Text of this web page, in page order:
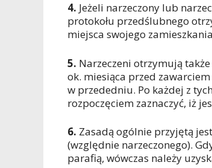
4. Jeżeli narzeczony lub
protokołu przedślubnego
miejsca swojego
5. Narzeczeni otrzymują
ok. miesiąca przed
w przededniu. Po każdej z
rozpoczęciem zaznaczyć, iż
6. Zasadą ogólnie przyjętą
(względnie narzeczonego).
parafią, wówczas należy